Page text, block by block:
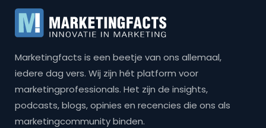
Marketingfacts is een beetje van ons allemaal,
iedere dag vers. Wij zijn hét platform voor
marketingprofessionals. Het zijn de insights,
podcasts, blogs, opinies en recencies die ons als
marketingcommunity binden.